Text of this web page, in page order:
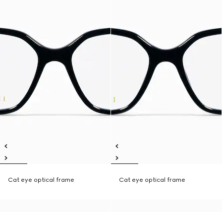
Cat eye optical frame Cat eye optical frame